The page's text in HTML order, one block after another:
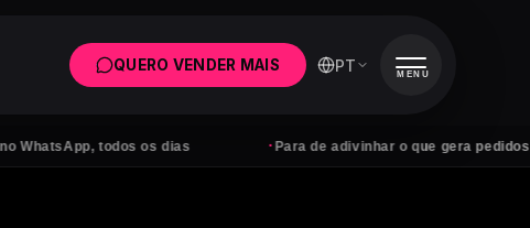
todos os dias Para de adivinhar o que gera pedidos
QUERO VENDER MAIS PT MENU